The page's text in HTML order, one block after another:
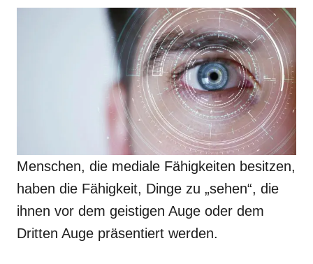
Menschen, die mediale Fähigkeiten besitzen,
haben die Fähigkeit, Dinge zu „sehen“, die
ihnen vor dem geistigen Auge oder dem
Dritten Auge präsentiert werden.